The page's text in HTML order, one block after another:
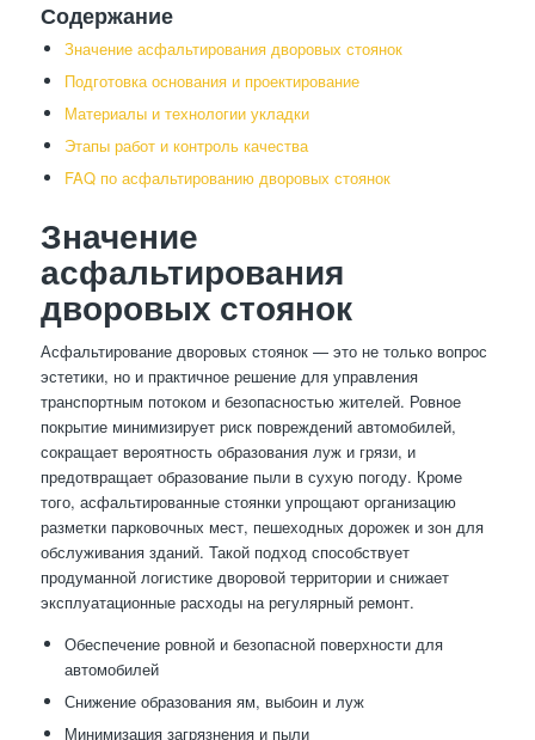
Содержание
Значение асфальтирования дворовых стоянок
Подготовка основания и проектирование
Материалы и технологии укладки
Этапы работ и контроль качества
FAQ по асфальтированию дворовых стоянок
Значение
асфальтирования
дворовых стоянок
Асфальтирование дворовых стоянок — это не только вопрос
эстетики, но и практичное решение для управления
транспортным потоком и безопасностью жителей. Ровное
покрытие минимизирует риск повреждений автомобилей,
сокращает вероятность образования луж и грязи, и
предотвращает образование пыли в сухую погоду. Кроме
того, асфальтированные стоянки упрощают организацию
разметки парковочных мест, пешеходных дорожек и зон для
обслуживания зданий. Такой подход способствует
продуманной логистике дворовой территории и снижает
эксплуатационные расходы на регулярный ремонт.
Обеспечение ровной и безопасной поверхности для
автомобилей
Снижение образования ям, выбоин и луж
Минимизация загрязнения и пыли